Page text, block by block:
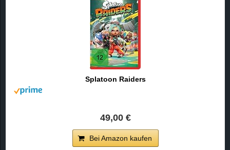
Splatoon Raiders
49,00 €
Bei Amazon kaufen